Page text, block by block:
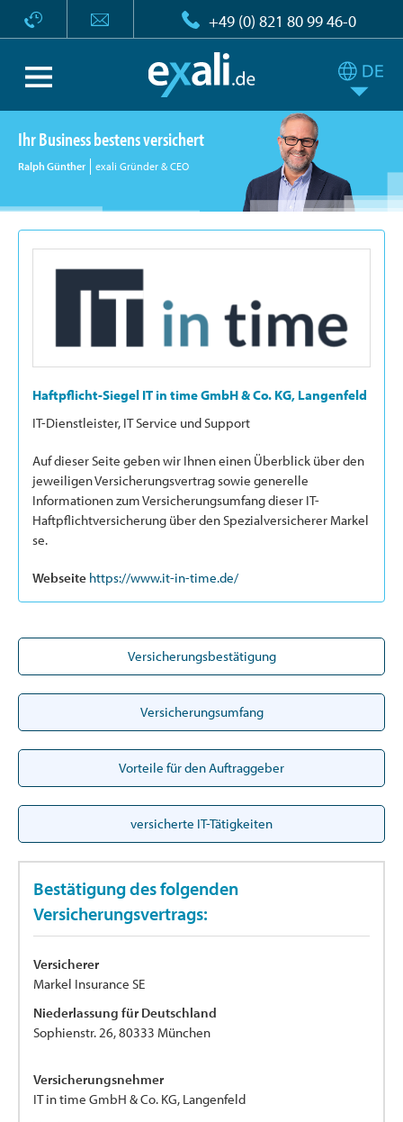
+49 (0) 821 80 99 46-0
Ihr Business bestens versichert
Ralph Günther exali Gründer & CEO
Haftpflicht-Siegel IT in time GmbH & Co. KG, Langenfeld
IT-Dienstleister, IT Service und Support
Auf dieser Seite geben wir Ihnen einen Überblick über den
jeweiligen Versicherungsvertrag sowie generelle
Informationen zum Versicherungsumfang dieser IT-
Haftpflichtversicherung über den Spezialversicherer Markel
se.
Webseite https://www.it-in-time.de/
Versicherungsbestätigung
Versicherungsumfang
Vorteile für den Auftraggeber
versicherte IT-Tätigkeiten
Bestätigung des folgenden
Versicherungsvertrags:
Versicherer
Markel Insurance SE
Niederlassung für Deutschland
Sophienstr. 26, 80333 München
Versicherungsnehmer
IT in time GmbH & Co. KG, Langenfeld